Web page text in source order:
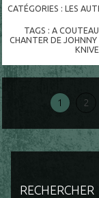
CATÉGORIES : LES
TAGS : A
CHANTER DE
1 2
RECHERCHER